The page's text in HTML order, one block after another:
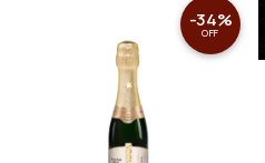
-34%
OFF